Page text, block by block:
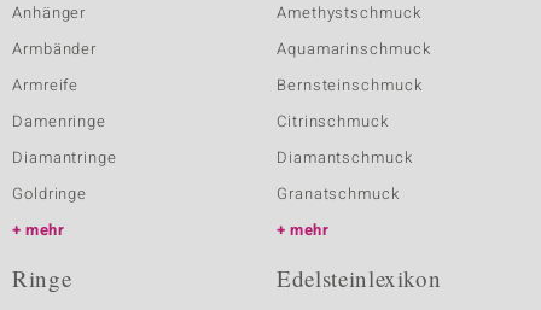
Anhänger
Armbänder
Armreife
Damenringe
Diamantringe
Goldringe
mehr
Amethystschmuck
Aquamarinschmuck
Bernsteinschmuck
Citrinschmuck
Diamantschmuck
Granatschmuck
mehr
Ringe Edelsteinlexikon